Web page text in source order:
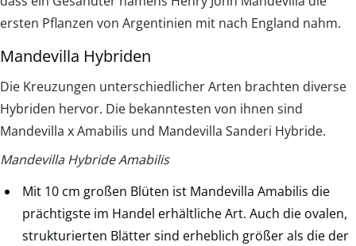
ersten Pflanzen von Argentinien mit nach England nahm.
Mandevilla Hybriden
Die Kreuzungen unterschiedlicher Arten brachten diverse
Hybriden hervor. Die bekanntesten von ihnen sind
Mandevilla x Amabilis und Mandevilla Sanderi Hybride.
Mandevilla Hybride Amabilis
Mit 10 cm großen Blüten ist Mandevilla Amabilis die
prächtigste im Handel erhältliche Art. Auch die ovalen,
strukturierten Blätter sind erheblich größer als die der